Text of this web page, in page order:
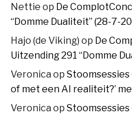
Nettie op De
“Domme Dualiteit” (28-7-
Hajo (de Viking) op De
Uitzending 291 “Domme
Veronica op Stoomsessies
of met een AI realiteit?’
Veronica op Stoomsessies